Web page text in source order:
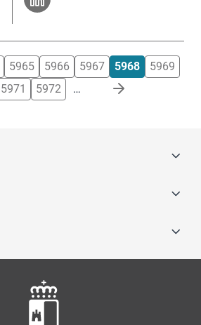
5965 5966 5967 5968
5969
5971 5972 …